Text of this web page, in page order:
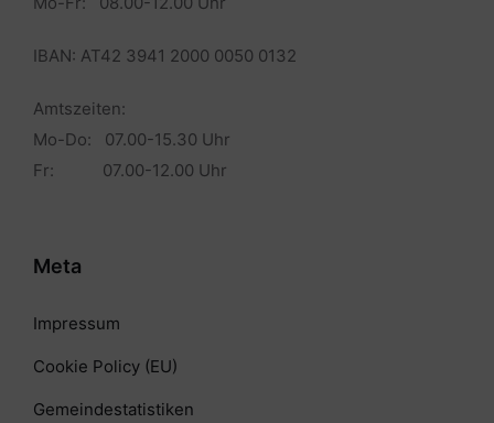
IBAN: AT42 3941 2000 0050 0132
Amtszeiten:
Mo-Do: 07.00-15.30 Uhr
Fr: 07.00-12.00 Uhr
Meta
Impressum
Cookie Policy (EU)
Gemeindestatistiken